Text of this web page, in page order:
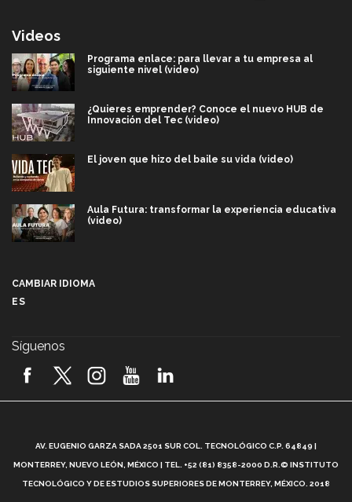
Videos
Programa enlace: para llevar a tu empresa al
siguiente nivel (video)
¿Quieres emprender? Conoce el nuevo HUB de
Innovación del Tec (video)
El joven que hizo del baile su vida (video)
Aula Futura: transformar la experiencia educativa
(video)
2026! (video)
¿Cómo es el Modelo Educativo Tec? (video)
CAMBIAR IDIOMA
ES
Síguenos
AV. EUGENIO GARZA SADA 2501 SUR COL. TECNOLÓGICO C.P. 64849 |
MONTERREY, NUEVO LEÓN, MÉXICO | TEL. +52 (81) 8358-2000 D.R.© INSTITUTO
TECNOLÓGICO Y DE ESTUDIOS SUPERIORES DE MONTERREY, MÉXICO. 2018